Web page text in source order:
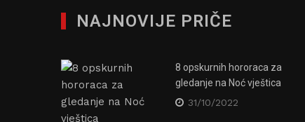
NAJNOVIJE PRIČE
8 opskurnih hororaca za
gledanje na Noć vještica
31/10/2022